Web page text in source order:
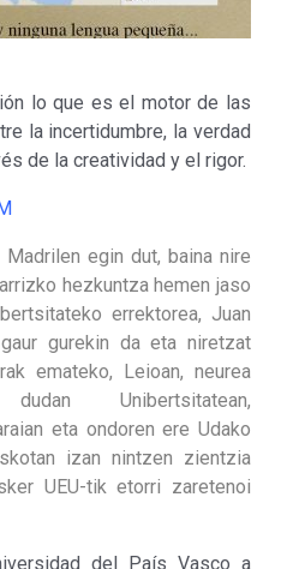
lo que es el motor de las
la incertidumbre, la verdad
de la creatividad y el rigor.
egin dut, baina nire
hezkuntza hemen jaso
errektorea, Juan
gurekin da eta niretzat
emateko, Leioan, neurea
Unibertsitatean,
eta ondoren ere Udako
izan nintzen zientzia
UEU-tik etorri zaretenoi
del País Vasco a